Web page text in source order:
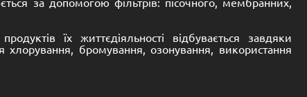
їх життєдіяльності відбувається завдяки
хлорування, бромування, озонування, використання